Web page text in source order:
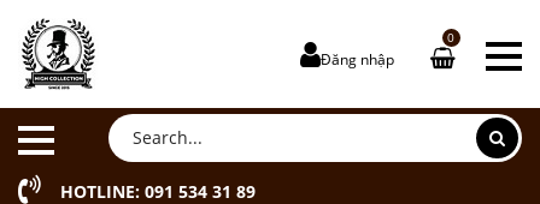
Đăng nhập
0
HOTLINE: 091 534 31 89